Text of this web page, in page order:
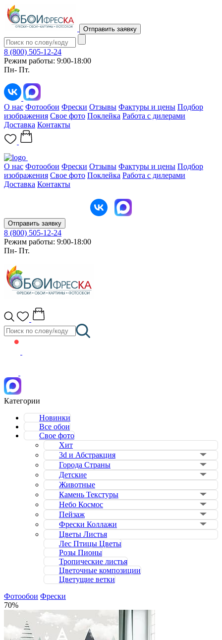
Отправить заявку
8 (800) 505-12-24
Режим работы: 9:00-18:00
Пн- Пт.
О нас Фотообои Фрески Отзывы Фактуры и цены Подбор
изображения Свое фото Поклейка Работа с дилерами
Доставка Контакты
О нас Фотообои Фрески Отзывы Фактуры и цены Подбор
изображения Свое фото Поклейка Работа с дилерами
Доставка Контакты
Отправить заявку
8 (800) 505-12-24
Режим работы: 9:00-18:00
Пн- Пт.
Категории
Новинки
Все обои
Свое фото
Хит
3d и Абстракция
Города Страны
Детские
Животные
Камень Текстуры
Небо Космос
Пейзаж
Фрески Коллажи
Цветы Листья
Лес Птицы Цветы
Розы Пионы
Тропические листья
Цветочные композиции
Цветущие ветки
Фотообои Фрески
70%